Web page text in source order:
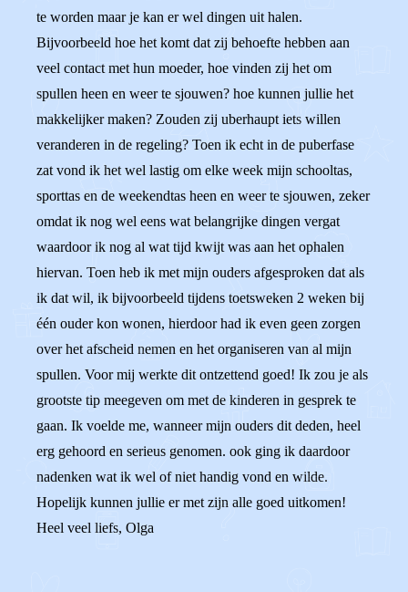
te worden maar je kan er wel dingen uit halen.
Bijvoorbeeld hoe het komt dat zij behoefte hebben aan
veel contact met hun moeder, hoe vinden zij het om
spullen heen en weer te sjouwen? hoe kunnen jullie het
makkelijker maken? Zouden zij uberhaupt iets willen
veranderen in de regeling? Toen ik echt in de puberfase
zat vond ik het wel lastig om elke week mijn schooltas,
sporttas en de weekendtas heen en weer te sjouwen, zeker
omdat ik nog wel eens wat belangrijke dingen vergat
waardoor ik nog al wat tijd kwijt was aan het ophalen
hiervan. Toen heb ik met mijn ouders afgesproken dat als
ik dat wil, ik bijvoorbeeld tijdens toetsweken 2 weken bij
één ouder kon wonen, hierdoor had ik even geen zorgen
over het afscheid nemen en het organiseren van al mijn
spullen. Voor mij werkte dit ontzettend goed! Ik zou je als
grootste tip meegeven om met de kinderen in gesprek te
gaan. Ik voelde me, wanneer mijn ouders dit deden, heel
erg gehoord en serieus genomen. ook ging ik daardoor
nadenken wat ik wel of niet handig vond en wilde.
Hopelijk kunnen jullie er met zijn alle goed uitkomen!
Heel veel liefs, Olga